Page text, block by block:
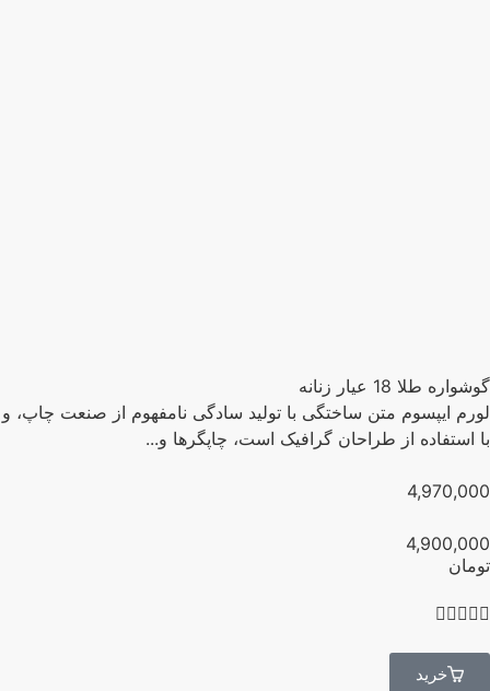
طلا 18 عیار زنانه
ایپسوم متن ساختگی با تولید سادگی نامفهوم از صنعت چاپ، و
استفاده از طراحان گرافیک است، چاپگرها و...

خرید